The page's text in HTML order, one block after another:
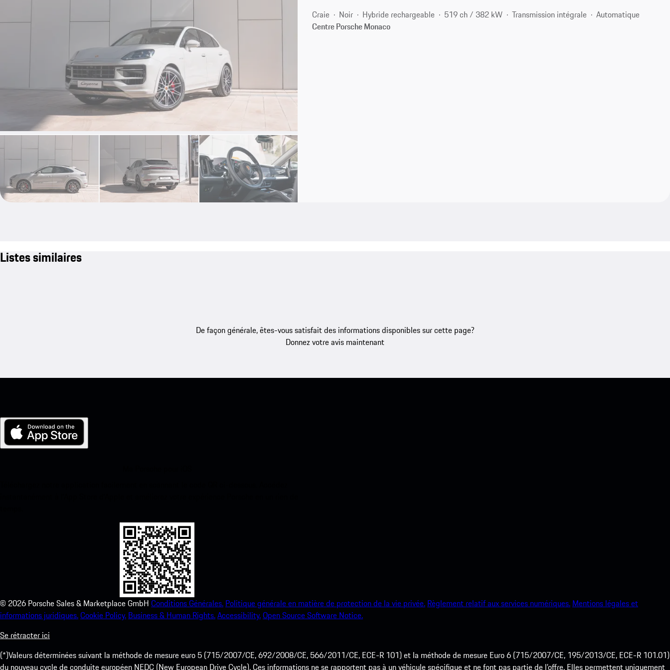
Craie Noir Hybride rechargeable 519 ch / 382 kW Transmission intégrale
Automatique
Centre Porsche Monaco
Listes similaires
De façon générale, êtes-vous satisfait des informations disponibles sur cette page?
Donnez votre avis maintenant
© 2026 Porsche Sales & Marketplace GmbH Conditions Générales. Politique générale en matière de protection de la vie privée. Règlement relatif aux services numériques. Mentions légales et
informations juridiques.Cookie Policy. Business & Human Rights.Accessibility.Open Source Software Notice.
Se rétracter ici
(*)Valeurs déterminées suivant la méthode de mesure euro 5 (715/2007/CE, 692/2008/CE, 566/2011/CE, ECE-R 101) et la méthode de mesure Euro 6 (715/2007/CE, 195/2013/CE, ECE-R 101.01)
du nouveau cycle de conduite européen NEDC (New European Drive Cycle). Ces informations ne se rapportent pas à un véhicule spécifique et ne font pas partie de l’offre. Elles permettent uniquement